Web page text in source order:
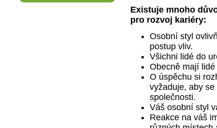
Existuje mnoho
pro rozvoj kariéry:
Osobní styl
postup vliv.
Všichni lidé do
Obecně mají
O úspěchu si
vyžaduje, aby
společnosti.
Váš osobní styl
Reakce na váš